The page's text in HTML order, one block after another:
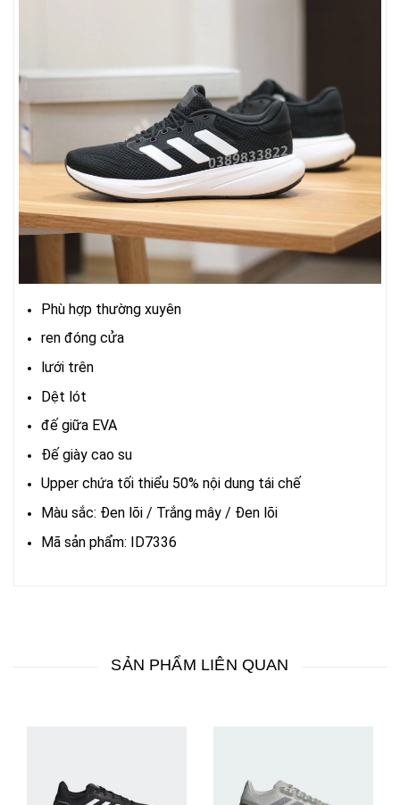
Phù hợp thường xuyên
ren đóng cửa
lưới trên
Dệt lót
đế giữa EVA
Đế giày cao su
Upper chứa tối thiểu 50% nội dung tái chế
Màu sắc: Đen lõi / Trắng mây / Đen lõi
Mã sản phẩm: ID7336
SẢN PHẨM LIÊN QUAN